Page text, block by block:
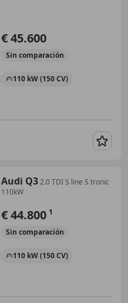
€ 45.600
Sin comparación
110 kW (150 CV)
Audi Q32.0 TDI S line S tronic
110kW
€ 44.800 1
Sin comparación
110 kW (150 CV)